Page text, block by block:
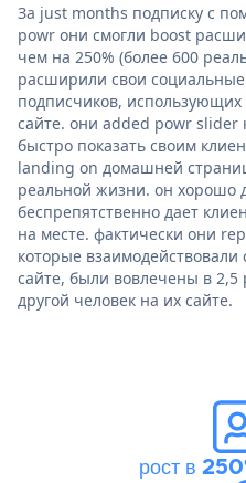
За just months подписку с
powr они смогли boost
чем на 250% (более 600
расширили свои социальные
подписчиков,
сайте. они added powr slider
быстро показать своим
landing on домашней
реальной жизни. он хорошо
беспрепятственно дает
на месте. фактически они
которые
сайте, были вовлечены в
другой человек на их сайте.
рост в